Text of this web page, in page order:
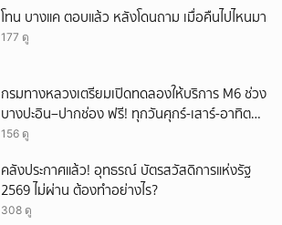
โทน บางแค ตอบแล้ว หลังโดนถาม เมื่อคืนไปไหนมา
177 ดู
กรมทางหลวงเตรียมเปิดทดลองให้บริการ M6 ช่วง
บางปะอิน–ปากช่อง ฟรี! ทุกวันศุกร์-เสาร์-อาทิตย์
เริ่มศุกร์ที่ 21 สิงหาคม 2569 นี้
156 ดู
คลังประกาศแล้ว! อุทธรณ์ บัตรสวัสดิการแห่งรัฐ
2569 ไม่ผ่าน ต้องทำอย่างไร?
308 ดู